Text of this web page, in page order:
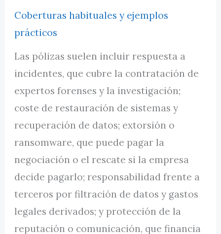
Coberturas habituales y ejemplos
prácticos
Las pólizas suelen incluir respuesta a
incidentes, que cubre la contratación de
expertos forenses y la investigación;
coste de restauración de sistemas y
recuperación de datos; extorsión o
ransomware, que puede pagar la
negociación o el rescate si la empresa
decide pagarlo; responsabilidad frente a
terceros por filtración de datos y gastos
legales derivados; y protección de la
reputación o comunicación, que financia